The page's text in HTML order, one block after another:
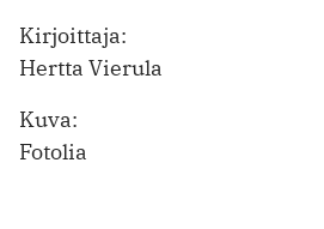
Kirjoittaja:
Hertta Vierula
Kuva:
Fotolia